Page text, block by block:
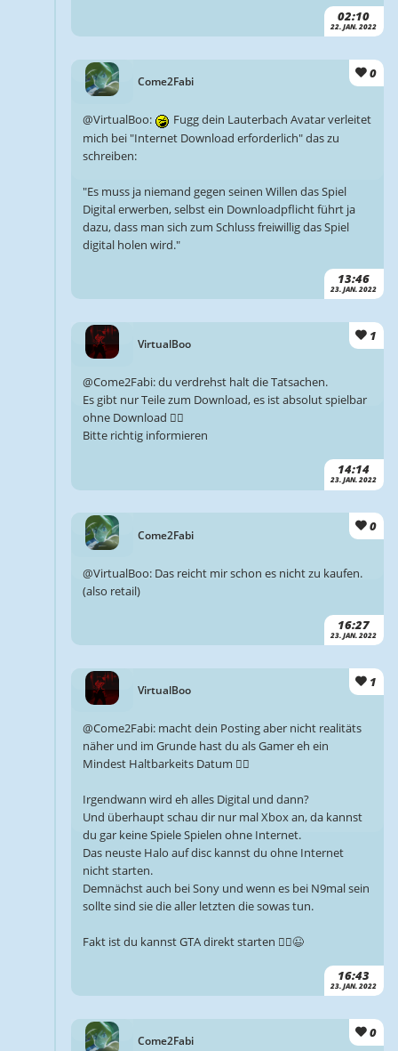
02:10
22. JAN. 2022
Come2Fabi
0
13:46
23. JAN. 2022
@VirtualBoo:
Fugg dein Lauterbach Avatar verleitet
mich bei "Internet Download erforderlich" das zu
schreiben:
"Es muss ja niemand gegen seinen Willen das Spiel
Digital erwerben, selbst ein Downloadpflicht führt ja
dazu, dass man sich zum Schluss freiwillig das Spiel
digital holen wird."
VirtualBoo
1
14:14
23. JAN. 2022
@Come2Fabi: du verdrehst halt die Tatsachen.
Es gibt nur Teile zum Download, es ist absolut spielbar
ohne Download 🤷‍♂️
Bitte richtig informieren
Come2Fabi
0
16:27
23. JAN. 2022
@VirtualBoo: Das reicht mir schon es nicht zu kaufen.
(also retail)
VirtualBoo
1
16:43
23. JAN. 2022
@Come2Fabi: macht dein Posting aber nicht realitäts
näher und im Grunde hast du als Gamer eh ein
Mindest Haltbarkeits Datum 🤷‍♂️
Irgendwann wird eh alles Digital und dann?
Und überhaupt schau dir nur mal Xbox an, da kannst
du gar keine Spiele Spielen ohne Internet.
Das neuste Halo auf disc kannst du ohne Internet
nicht starten.
Demnächst auch bei Sony und wenn es bei N9mal sein
sollte sind sie die aller letzten die sowas tun.
Fakt ist du kannst GTA direkt starten 🤷‍♂️😉
Come2Fabi
0